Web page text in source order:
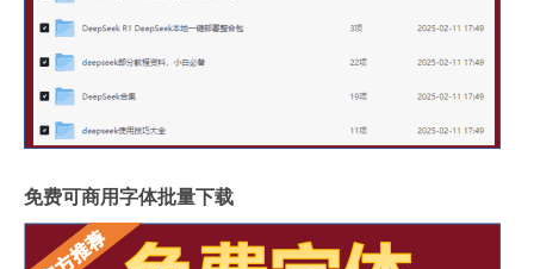
免费可商用字体批量下载